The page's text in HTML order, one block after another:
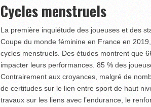
Cycles menstruels
La première inquiétude des joueuses et des
Coupe du monde féminine en France en
cycles menstruels. Des études montrent que
impacter leurs performances. 85 % des
Contrairement aux croyances, malgré de
de certitudes sur le lien entre sport de haut
travaux sur les liens avec l’endurance, le